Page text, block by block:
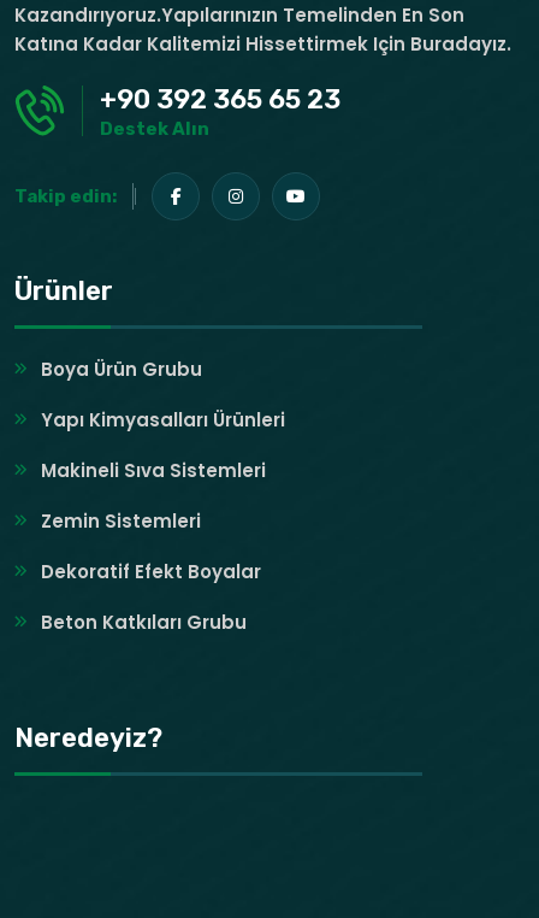
Kazandırıyoruz.Yapılarınızın Temelinden En Son
Katına Kadar Kalitemizi Hissettirmek Için Buradayız.
+90 392 365 65 23
Destek Alın
Takip edin:
Ürünler
Boya Ürün Grubu
Yapı Kimyasalları Ürünleri
Makineli Sıva Sistemleri
Zemin Sistemleri
Dekoratif Efekt Boyalar
Beton Katkıları Grubu
Neredeyiz?